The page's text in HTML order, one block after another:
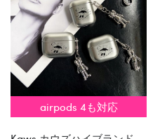
airpods 4も対応